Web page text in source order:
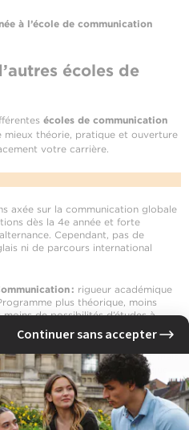
à l’école de communication
écoles de
écoles de communication
mieux théorie, pratique et ouverture
votre carrière.
axée sur la communication globale
dès la 4e année et forte
Cependant, pas de
ni de parcours international
: rigueur académique
plus théorique, moins
de possibilités d’études à
académique reconnue, mais
la recherche que sur la pratique
en entreprise.
se distingue par son approche
et son accompagnement